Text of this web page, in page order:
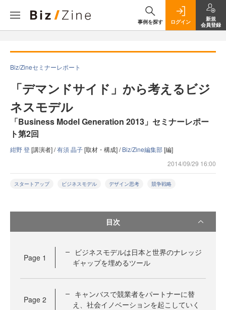
事例を探す ログイン
新規
会員登録
Biz/Zineセミナーレポート
「デマンドサイド」から考えるビジ
ネスモデル
「Business Model Generation 2013」セミナーレポー
ト第2回
紺野 登[講演者] /有須 晶子[取材・構成] /Biz/Zine編集部[編]
2014/09/29 16:00
スタートアップ ビジネスモデル デザイン思考 競争戦略
目次
Page 1
ビジネスモデルは日本と世界のナレッジ
ギャップを埋めるツール
Page 2
キャンバスで競業者をパートナーに替
え、社会イノベーションを起こしていく